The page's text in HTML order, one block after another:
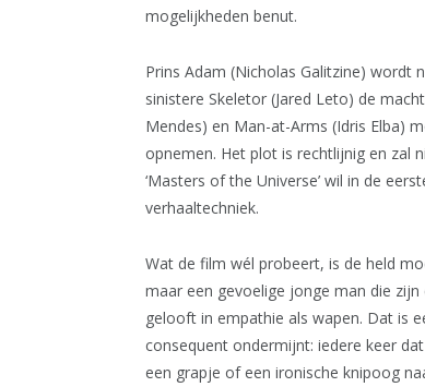
mogelijkheden benut.
Prins Adam (Nicholas Galitzine) wordt
sinistere Skeletor (Jared Leto) de
Mendes) en Man-at-Arms (Idris Elba)
opnemen. Het plot is rechtlijnig en zal
‘Masters of the Universe’ wil in de
verhaaltechniek.
Wat de film wél probeert, is de held
maar een gevoelige jonge man die
gelooft in empathie als wapen. Dat is
consequent ondermijnt: iedere keer
een grapje of een ironische knipoog